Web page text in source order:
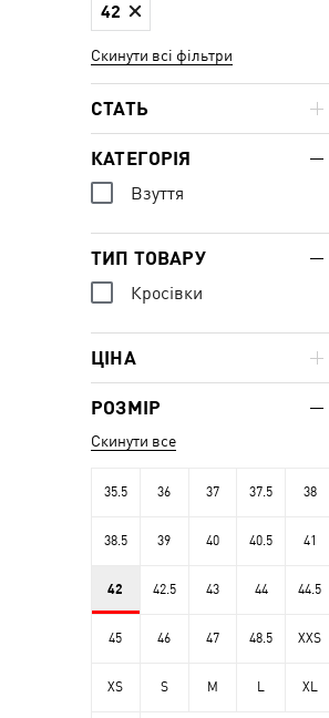
42
Скинути всі фільтри
СТАТЬ
КАТЕГОРІЯ
Взуття
ТИП ТОВАРУ
Кросівки
ЦІНА
РОЗМІР
Скинути все
35.5 36 37 37.5 38
38.5 39 40 40.5 41
42 42.5 43 44 44.5
45 46 47 48.5 XXS
XS S M L XL